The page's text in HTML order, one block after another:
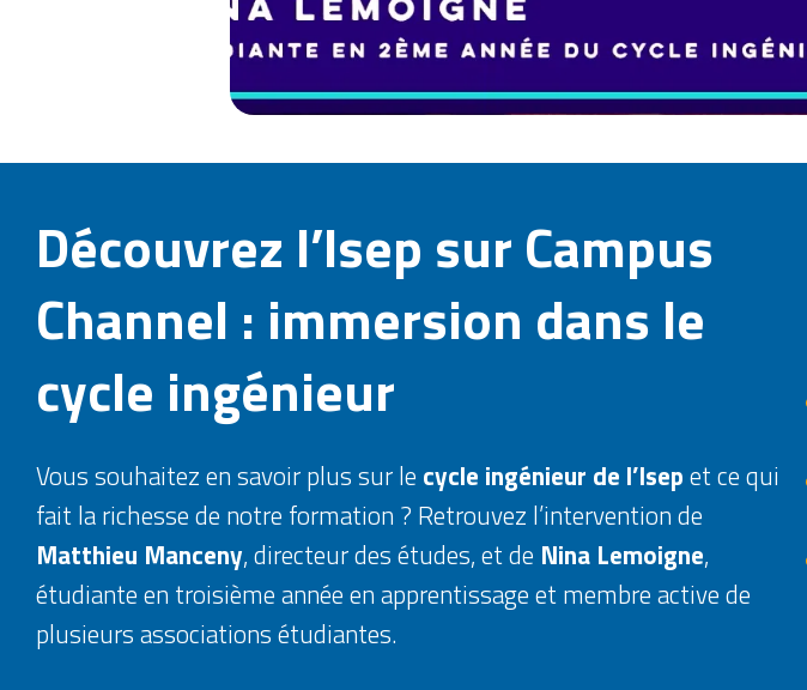
Découvrez l’Isep sur Campus
Channel : immersion dans le
cycle ingénieur
Vous souhaitez en savoir plus sur le cycle ingénieur de l’Isepet ce qui
fait la richesse de notre formation ? Retrouvez l’intervention de
Matthieu Manceny, directeur des études, et de Nina Lemoigne,
étudiante en troisième année en apprentissage et membre active de
plusieurs associations étudiantes.